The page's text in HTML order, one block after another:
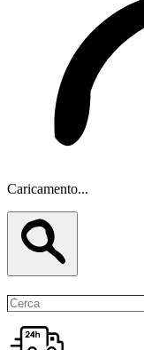
Caricamento...